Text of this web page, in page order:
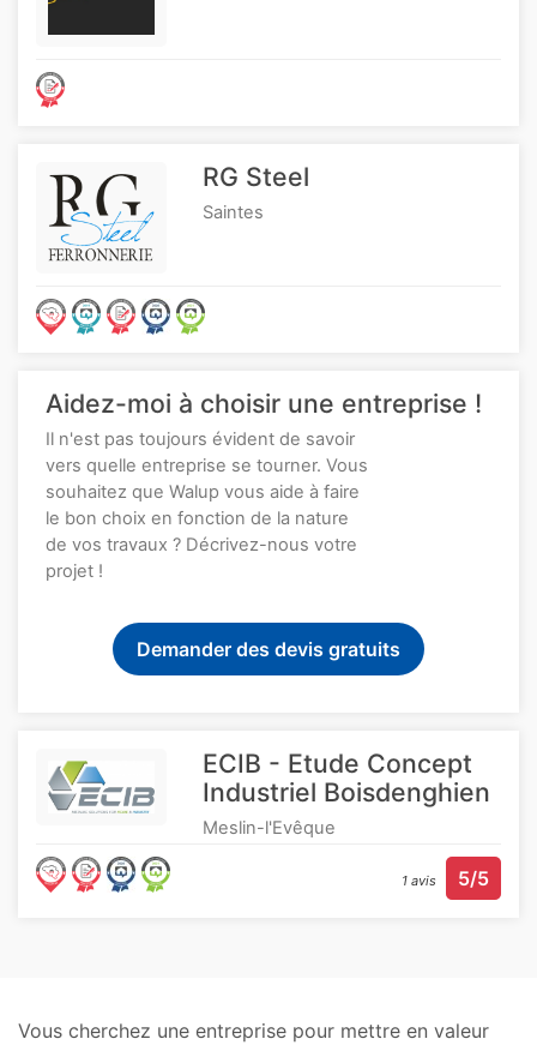
RG Steel
Saintes
Aidez-moi à choisir une entreprise !
Il n'est pas toujours évident de savoir
vers quelle entreprise se tourner. Vous
souhaitez que Walup vous aide à faire
le bon choix en fonction de la nature
de vos travaux ? Décrivez-nous votre
projet !
Demander des devis gratuits
ECIB - Etude Concept
Industriel Boisdenghien
Meslin-l'Evêque
1 avis 5/5
Vous cherchez une entreprise pour mettre en valeur